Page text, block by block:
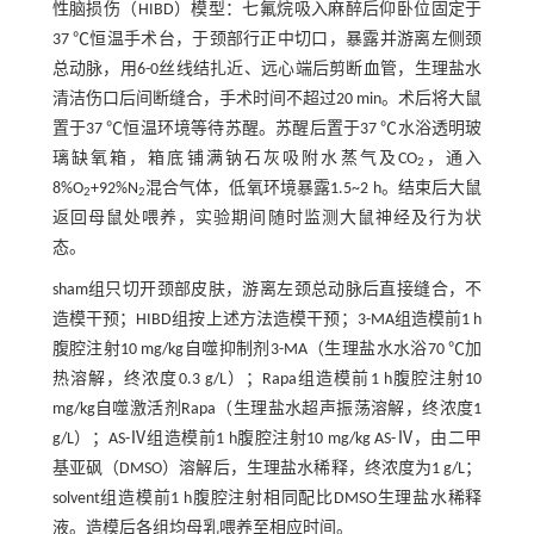
性脑损伤（HIBD）模型：七氟烷吸入麻醉后仰卧位固定于
37 ℃恒温手术台，于颈部行正中切口，暴露并游离左侧颈
总动脉，用6-0丝线结扎近、远心端后剪断血管，生理盐水
清洁伤口后间断缝合，手术时间不超过20 min。术后将大鼠
置于37 ℃恒温环境等待苏醒。苏醒后置于37 ℃水浴透明玻
璃缺氧箱，箱底铺满钠石灰吸附水蒸气及CO2 ，通入
8%O2+92%N2混合气体，低氧环境暴露1.5~2 h。结束后大鼠
返回母鼠处喂养，实验期间随时监测大鼠神经及行为状
态。
sham组只切开颈部皮肤，游离左颈总动脉后直接缝合，不
造模干预；HIBD组按上述方法造模干预；3-MA组造模前1 h
腹腔注射10 mg/kg自噬抑制剂3-MA（生理盐水水浴70 ℃加
热溶解，终浓度0.3 g/L）；Rapa组造模前1 h腹腔注射10
mg/kg自噬激活剂Rapa（生理盐水超声振荡溶解，终浓度1
g/L）；AS-Ⅳ组造模前1 h腹腔注射10 mg/kg AS-Ⅳ，由二甲
基亚砜（DMSO）溶解后，生理盐水稀释，终浓度为1 g/L；
solvent组造模前1 h腹腔注射相同配比DMSO生理盐水稀释
液。造模后各组均母乳喂养至相应时间。